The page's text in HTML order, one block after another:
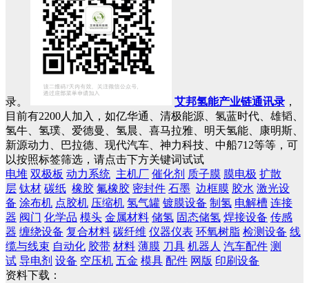
录。 艾邦氢能产业链通讯录 ，
目前有2200人加入，如亿华通、清极能源、氢蓝时代、雄韬、
氢牛、氢璞、爱德曼、氢晨、喜马拉雅、明天氢能、康明斯、
新源动力、巴拉德、现代汽车、神力科技、中船712等等，可
以按照标签筛选，请点击下方关键词试试
电堆 双极板 动力系统 主机厂 催化剂 质子膜 膜电极 扩散
层 钛材 碳纸 橡胶 氟橡胶 密封件 石墨 边框膜 胶水 激光设
备 涂布机 点胶机 压缩机 氢气罐 镀膜设备 制氢 电解槽 连接
器 阀门 化学品 模头 金属材料 储氢 固态储氢 焊接设备 传感
器 缠绕设备 复合材料 碳纤维 仪器仪表 环氧树脂 检测设备 线
缆与线束 自动化 胶带 材料 薄膜 刀具 机器人 汽车配件 测
试 导电剂 设备 空压机 五金 模具 配件 网版 印刷设备
资料下载：